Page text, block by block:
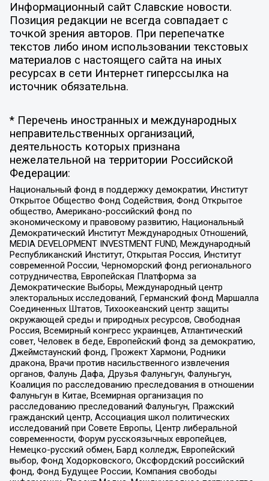
Информационный сайт Славские новости.
Позиция редакции не всегда совпадает с
точкой зрения авторов. При перепечатке
текстов либо ином использовании текстовых
материалов с настоящего сайта на иных
ресурсах в сети Интернет гиперссылка на
источник обязательна.
* Перечень иностранных и международных
неправительственных организаций,
деятельность которых признана
нежелательной на территории Российской
Федерации:
Национальный фонд в поддержку демократии, Институт
Открытое Общество Фонд Содействия, Фонд Открытое
общество, Американо-российский фонд по
экономическому и правовому развитию, Национальный
Демократический Институт Международных Отношений,
MEDIA DEVELOPMENT INVESTMENT FUND, Международный
Республиканский Институт, Открытая Россия, Институт
современной России, Черноморский фонд регионального
сотрудничества, Европейская Платформа за
Демократические Выборы, Международный центр
электоральных исследований, Германский фонд Маршалла
Соединенных Штатов, Тихоокеанский центр защиты
окружающей среды и природных ресурсов, Свободная
Россия, Всемирный конгресс украинцев, Атлантический
совет, Человек в беде, Европейский фонд за демократию,
Джеймстаунский фонд, Прожект Хармони, Родники
дракона, Врачи против насильственного извлечения
органов, Фалунь Дафа, Друзья Фалуньгун, Фалуньгун,
Коалиция по расследованию преследования в отношении
Фалуньгун в Китае, Всемирная организация по
расследованию преследований Фалуньгун, Пражский
гражданский центр, Ассоциация школ политических
исследований при Совете Европы, Центр либеральной
современности, Форум русскоязычных европейцев,
Немецко-русский обмен, Бард колледж, Европейский
выбор, Фонд Ходорковского, Оксфордский российский
фонд, Фонд Будущее России, Компания свободы